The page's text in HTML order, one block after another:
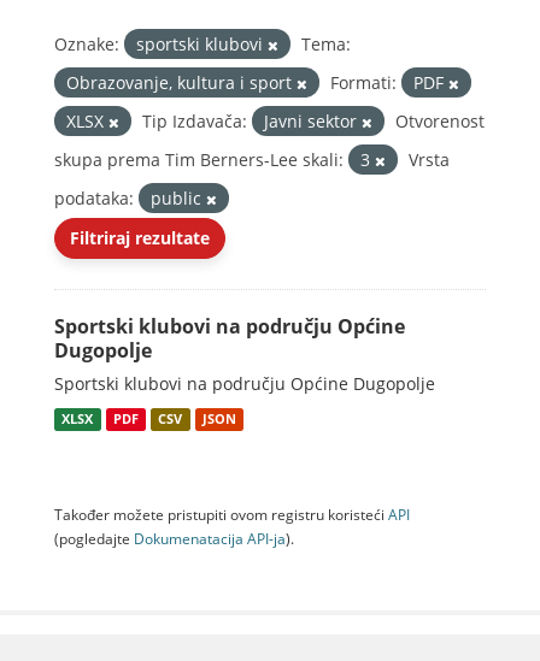
Oznake: sportski klubovi
Tema:
Obrazovanje, kultura i sport
Formati:
PDF
XLSX
Tip Izdavača: Javni sektor
Otvorenost
skupa prema Tim Berners-Lee skali:
3
Vrsta
podataka:
public
Filtriraj rezultate
Sportski klubovi na području Općine
Dugopolje
Sportski klubovi na području Općine Dugopolje
XLSX PDF CSV JSON
Također možete pristupiti ovom registru koristeći API
(pogledajte Dokumenаtаcijа API-jа).